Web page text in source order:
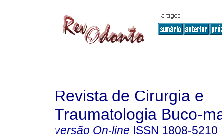
Revista de Cirurgia e
Traumatologia Buco-
versão On-line ISSN 1808-5210